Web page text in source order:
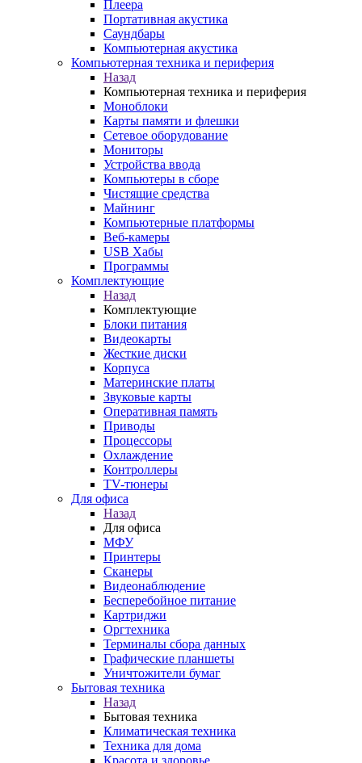
Плеера
Портативная акустика
Саундбары
Компьютерная акустика
Компьютерная техника и периферия
Назад
Компьютерная техника и периферия
Моноблоки
Карты памяти и флешки
Сетевое оборудование
Мониторы
Устройства ввода
Компьютеры в сборе
Чистящие средства
Майнинг
Компьютерные платформы
Веб-камеры
USB Хабы
Программы
Комплектующие
Назад
Комплектующие
Блоки питания
Видеокарты
Жесткие диски
Корпуса
Материнские платы
Звуковые карты
Оперативная память
Приводы
Процессоры
Охлаждение
Контроллеры
TV-тюнеры
Для офиса
Назад
Для офиса
МФУ
Принтеры
Сканеры
Видеонаблюдение
Бесперебойное питание
Картриджи
Оргтехника
Терминалы сбора данных
Графические планшеты
Уничтожители бумаг
Бытовая техника
Назад
Бытовая техника
Климатическая техника
Техника для дома
Красота и здоровье